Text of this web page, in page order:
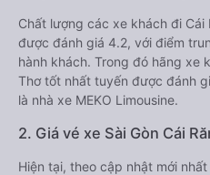
Chất lượng các xe khách đi Cái
được đánh giá 4.2, với điểm
hành khách. Trong đó hãng xe
Thơ tốt nhất tuyến được đánh
là nhà xe MEKO Limousine.
2. Giá vé xe Sài Gòn Cái
Hiện tại, theo cập nhật mới nhất